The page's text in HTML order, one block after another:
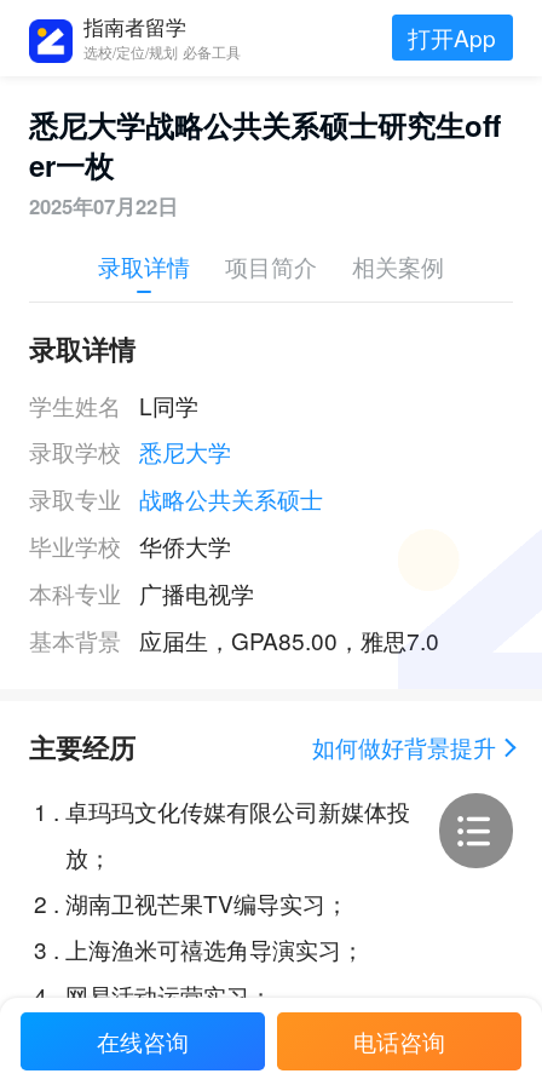
指南者留学
选校/定位/规划 必备工具 打开App
悉尼大学战略公共关系硕士研究生off
er一枚
2025年07月22日
录取详情 项目简介 相关案例
录取详情
学生姓名
L同学
录取学校 悉尼大学
录取专业 战略公共关系硕士
毕业学校 华侨大学
本科专业
广播电视学
基本背景
应届生，GPA85.00，雅思7.0
主要经历
如何做好背景提升
1 . 卓玛玛文化传媒有限公司新媒体投
放；
2 . 湖南卫视芒果TV编导实习；
3 . 上海渔米可禧选角导演实习；
4
网易活动运营实习；
在线咨询
电话咨询